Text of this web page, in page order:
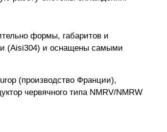
формы, габаритов и
(Aisi304) и оснащены самыми
(производство Франции),
червячного типа NMRV/NMRW